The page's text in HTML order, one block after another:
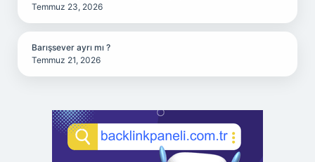
Temmuz 23, 2026
Barışsever ayrı mı ?
Temmuz 21, 2026